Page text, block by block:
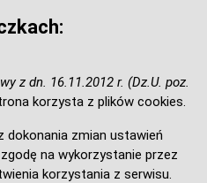
z dn. 16.11.2012 r. (Dz.U. poz.
korzysta z plików cookies.
dokonania zmian ustawień
na wykorzystanie przez
korzystania z serwisu.